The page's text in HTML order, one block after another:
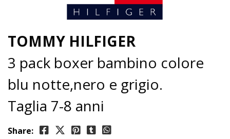
TOMMY HILFIGER
3 pack boxer bambino colore
blu notte,nero e grigio.
Taglia 7-8 anni
Share: